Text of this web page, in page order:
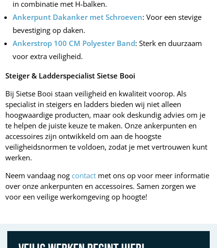
in combinatie met H-balken.
Ankerpunt Dakanker met Schroeven: Voor een stevige
bevestiging op daken.
Ankerstrop 100 CM Polyester Band: Sterk en duurzaam
voor extra veiligheid.
Steiger & Ladderspecialist Sietse Booi
Bij Sietse Booi staan veiligheid en kwaliteit voorop. Als
specialist in steigers en ladders bieden wij niet alleen
hoogwaardige producten, maar ook deskundig advies om je
te helpen de juiste keuze te maken. Onze ankerpunten en
accessoires zijn ontwikkeld om aan de hoogste
veiligheidsnormen te voldoen, zodat je met vertrouwen kunt
werken.
Neem vandaag nogcontact met ons op voor meer informatie
over onze ankerpunten en accessoires. Samen zorgen we
voor een veilige werkomgeving op hoogte!